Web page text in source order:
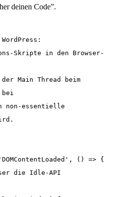
deinen Code”.
bei
() => {